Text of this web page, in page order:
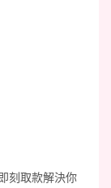
刻取款解決你